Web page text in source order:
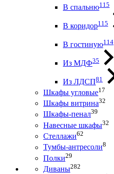
В спальню115
В коридор115
В гостиную114
Из МДФ35
Из ЛДСП81
Шкафы угловые17
Шкафы витрина32
Шкафы-пенал39
Навесные шкафы32
Стеллажи62
Тумбы-антресоли8
Полки29
Диваны282